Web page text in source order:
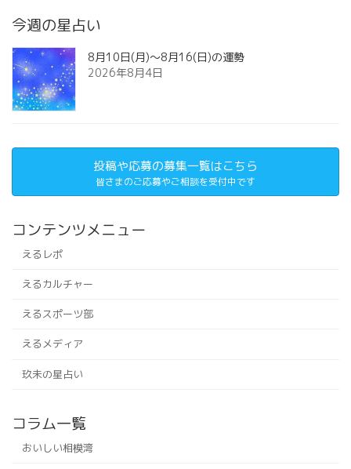
今週の星占い
8月10日(月)～8月16(日)の運勢
2026年8月4日
投稿や応募の募集一覧はこちら
皆さまのご応募やご相談を受付中です
コンテンツメニュー
えるレポ
えるカルチャー
えるスポーツ部
えるメディア
玖未の星占い
コラム一覧
おいしい相模湾